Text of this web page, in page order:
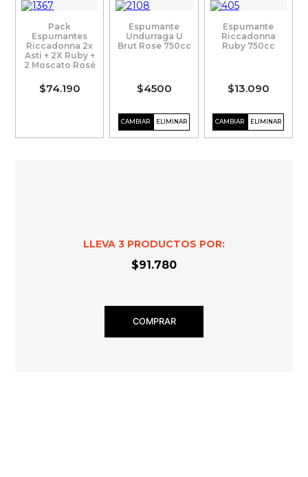
Pack
Espumantes
Riccadonna 2x
Asti + 2X Ruby +
2 Moscato Rosé
$74.190
Espumante
Riccadonna
Ruby 750cc
$13.090
Espumante
Undurraga U
Brut Rose 750cc
$4500
LLEVA 3 PRODUCTOS POR:
$91.780
COMPRAR